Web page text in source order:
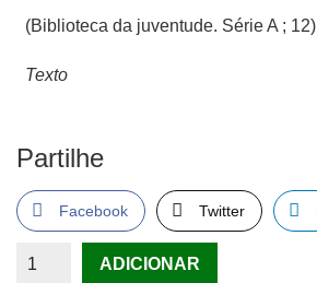
(Biblioteca da juventude. Série A ; 12)
Texto
Partilhe
Facebook Twitter
QuantidadeADICIONAR